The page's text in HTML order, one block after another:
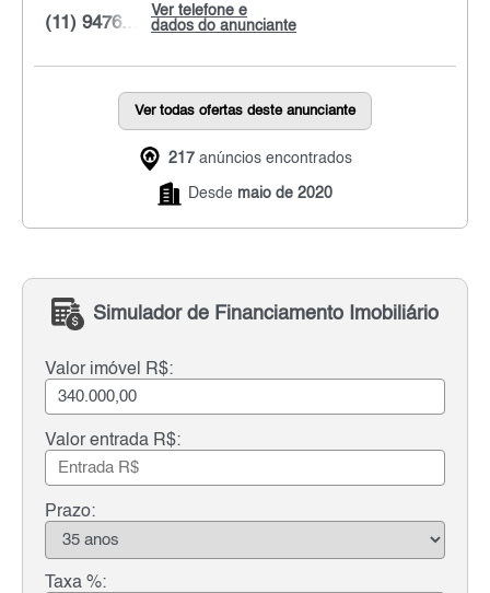
Ver telefone e
dados do anunciante
(11) 9476...
Ver todas ofertas deste anunciante
217 anúncios encontrados
Desde maio de 2020
Simulador de Financiamento Imobiliário
Valor imóvel R$:
Valor entrada R$:
Prazo:
Taxa %: